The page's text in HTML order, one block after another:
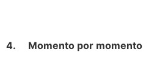
4.     Momento por momento